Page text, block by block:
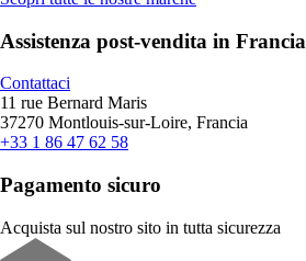
Assistenza post-vendita in Francia
Contattaci
11 rue Bernard Maris
37270 Montlouis-sur-Loire, Francia
+33 1 86 47 62 58
Pagamento sicuro
Acquista sul nostro sito in tutta sicurezza